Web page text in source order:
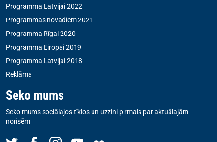
Programma Latvijai 2022
Programmas novadiem 2021
Programma Rīgai 2020
Programma Eiropai 2019
Programma Latvijai 2018
Reklāma
Seko mums
Seko mums sociālajos tīklos un uzzini pirmais par aktuālajām
norisēm.